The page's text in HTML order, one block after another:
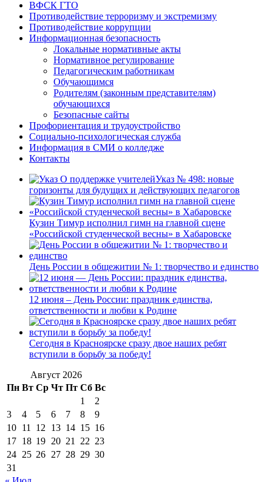
ВФСК ГТО
Противодействие терроризму и экстремизму
Противодействие коррупции
Информационная безопасность
Локальные нормативные акты
Нормативное регулирование
Педагогическим работникам
Обучающимся
Родителям (законным представителям)
обучающихся
Безопасные сайты
Профориентация и трудоустройство
Социально-психологическая служба
Информация в СМИ о колледже
Контакты
Указ № 498: новые
горизонты для будущих и действующих педагогов
Кузин Тимур исполнил гимн на главной сцене
«Российской студенческой весны» в Хабаровске
День России в общежитии № 1: творчество и единство
12 июня – День России: праздник единства,
ответственности и любви к Родине
Сегодня в Красноярске сразу двое наших ребят
вступили в борьбу за победу!
Август 2026
Пн Вт Ср Чт Пт Сб Вс
1
2
3
4 5 6 7 8
9
10 11 12 13 14 15 16
17 18 19 20 21 22 23
24 25 26 27 28 29 30
31